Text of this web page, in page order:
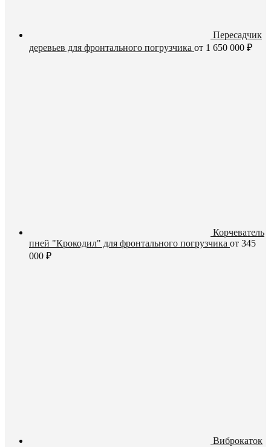
Пересадчик
деревьев для фронтального погрузчика от 1 650 000 ₽
Корчеватель
пней "Крокодил" для фронтального погрузчика от 345
000 ₽
Виброкаток